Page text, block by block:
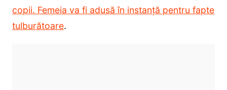
copii. Femeia va fi adusă în instanță pentru fapte
tulburătoare.